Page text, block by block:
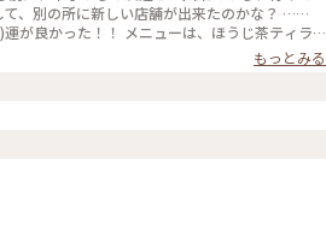
別の所に新しい店舗が出来たのかな？ ……
ーは、ほうじ茶ティラ
茶がブレンドされてるのかな……？？ほうじ茶だ
茶ティラミス
もっとみる